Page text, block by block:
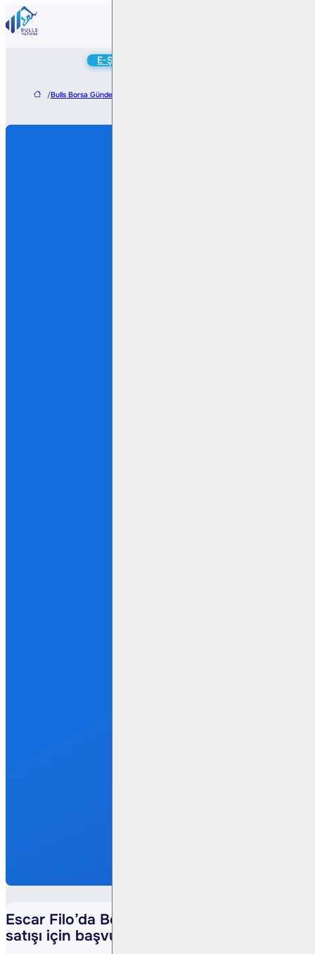
E-Şube
/Bulls Borsa Gündem
Escar Filo’da Beylerbeyi Portföy´den pay
satışı için başvuru